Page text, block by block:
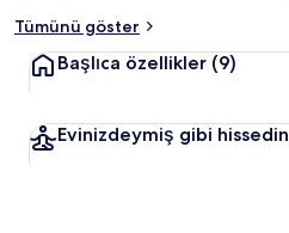
Tümünü göster
Başlıca özellikler (9)
Evinizdeymiş gibi hissedin